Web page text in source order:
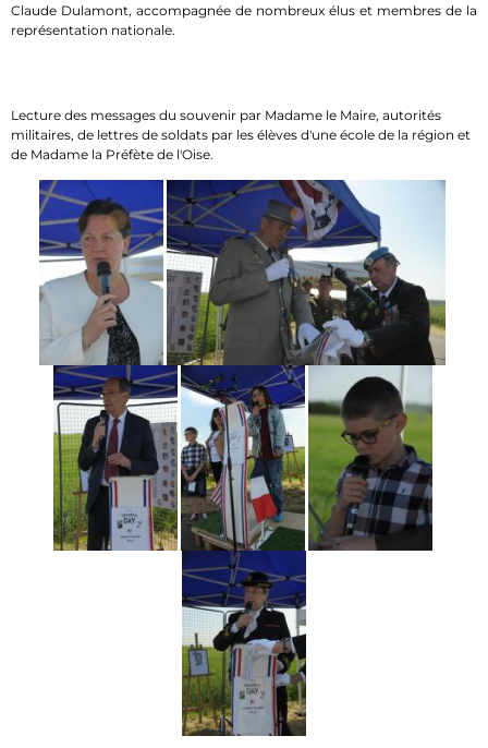
Claude Dulamont, accompagnée de nombreux élus et membres de la
représentation nationale.
Lecture des messages du souvenir par Madame le Maire, autorités
militaires, de lettres de soldats par les élèves d'une école de la région et
de Madame la Préfète de l'Oise.